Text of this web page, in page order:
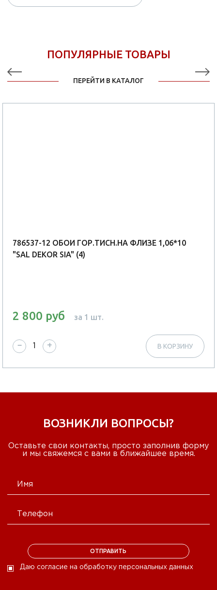
ПОПУЛЯРНЫЕ ТОВАРЫ
ПЕРЕЙТИ В КАТАЛОГ
786537-12 ОБОИ ГОР.ТИСН.НА ФЛИЗЕ 1,06*10
"SAL DEKOR SIA" (4)
2 800 руб за 1 шт.
− + В КОРЗИНУ
ВОЗНИКЛИ ВОПРОСЫ?
Оставьте свои контакты, просто заполнив форму
и мы свяжемся с вами в ближайшее время.
Даю согласие на обработку персональных данных